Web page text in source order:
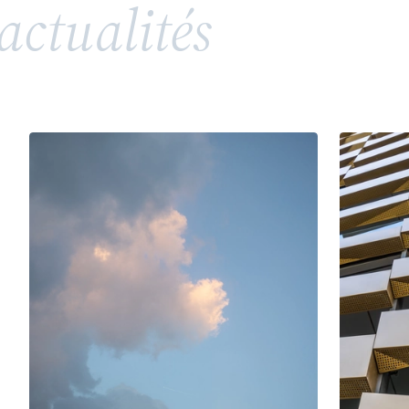
répandue, soulève toutefois des enjeux juridiques
complexes en matière de propriété intellectuelle
même famille, l’utilisation d’un patronyme comme